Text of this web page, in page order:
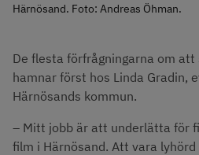
Härnösand. Foto: Andreas Öhman.
De flesta förfrågningarna om att
hamnar först hos Linda Gradin,
Härnösands kommun.
– Mitt jobb är att underlätta för
film i Härnösand. Att vara lyhörd